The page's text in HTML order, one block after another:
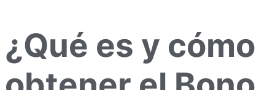
¿Qué es y cómo